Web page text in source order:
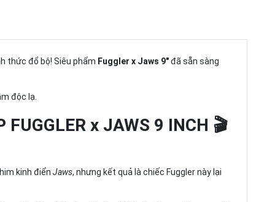
thức đổ bộ! Siêu phẩm Fuggler x Jaws 9"đã sẵn sàng
độc lạ.
x JAWS 9 INCH 🎬
kinh điển Jaws, nhưng kết quả là chiếc Fuggler này lại